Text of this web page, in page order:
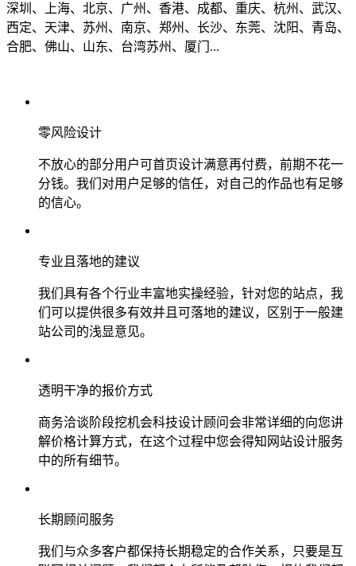
深圳、上海、北京、广州、香港、成都、重庆、杭州、武汉、
西定、天津、苏州、南京、郑州、长沙、东莞、沈阳、青岛、
合肥、佛山、山东、台湾苏州、厦门...
零风险设计
不放心的部分用户可首页设计满意再付费，前期不花一
分钱。我们对用户足够的信任，对自己的作品也有足够
的信心。
专业且落地的建议
我们具有各个行业丰富地实操经验，针对您的站点，我
们可以提供很多有效并且可落地的建议，区别于一般建
站公司的浅显意见。
透明干净的报价方式
商务洽谈阶段挖机会科技设计顾问会非常详细的向您讲
解价格计算方式，在这个过程中您会得知网站设计服务
中的所有细节。
长期顾问服务
我们与众多客户都保持长期稳定的合作关系，只要是互